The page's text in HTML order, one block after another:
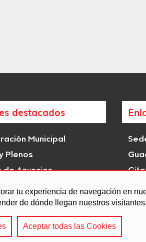
tu experiencia de navegación en
de dónde llegan nuestros visitantes.
Aceptar todas las Cookies
destacados
Municipal
Plenos
de Anuncios